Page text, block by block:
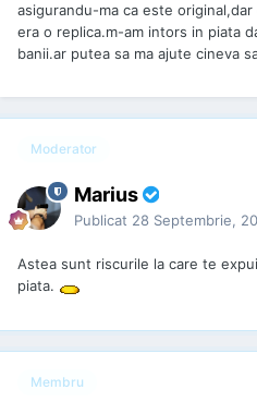
asigurandu-ma ca este
era o replica.m-am intors in piata
banii.ar putea sa ma ajute cineva
Moderator
Marius
Publicat 28 Septembrie,
Astea sunt riscurile la care te
piata.
Membru